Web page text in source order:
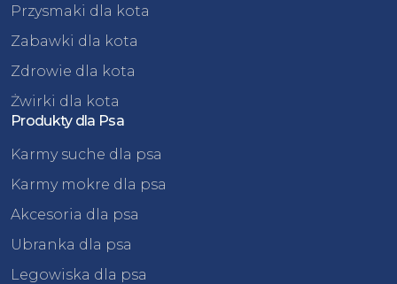
Przysmaki dla kota
Zabawki dla kota
Zdrowie dla kota
Żwirki dla kota
Produkty dla Psa
Karmy suche dla psa
Karmy mokre dla psa
Akcesoria dla psa
Ubranka dla psa
Legowiska dla psa